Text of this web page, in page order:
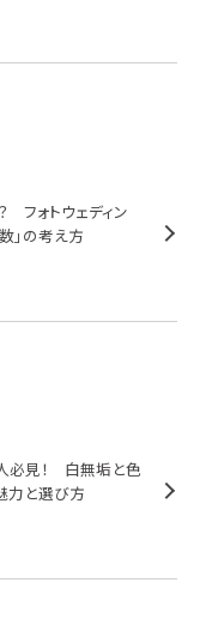
フォトウェディン
」の考え方
必見！ 白無垢と色
力と選び方